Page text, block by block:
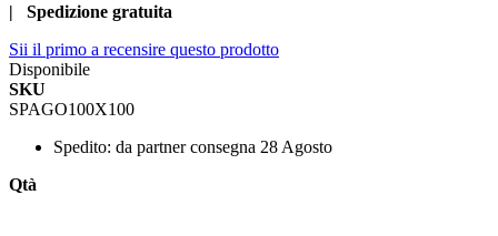
| Spedizione gratuita
Sii il primo a recensire questo prodotto
Disponibile
SKU
SPAGO100X100
Spedito: da partner consegna 28 Agosto
Qtà